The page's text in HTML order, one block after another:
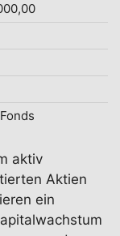
aktiv
Aktien
ein